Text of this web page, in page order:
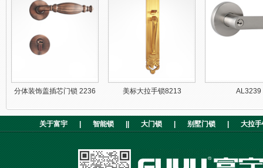
分体装饰盖插芯门锁 2236 美标大拉手锁8213 AL3239
关于富宇 | 智能锁 || 大门锁 | 别墅门锁 | 大拉